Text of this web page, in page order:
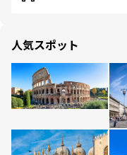
人気スポット